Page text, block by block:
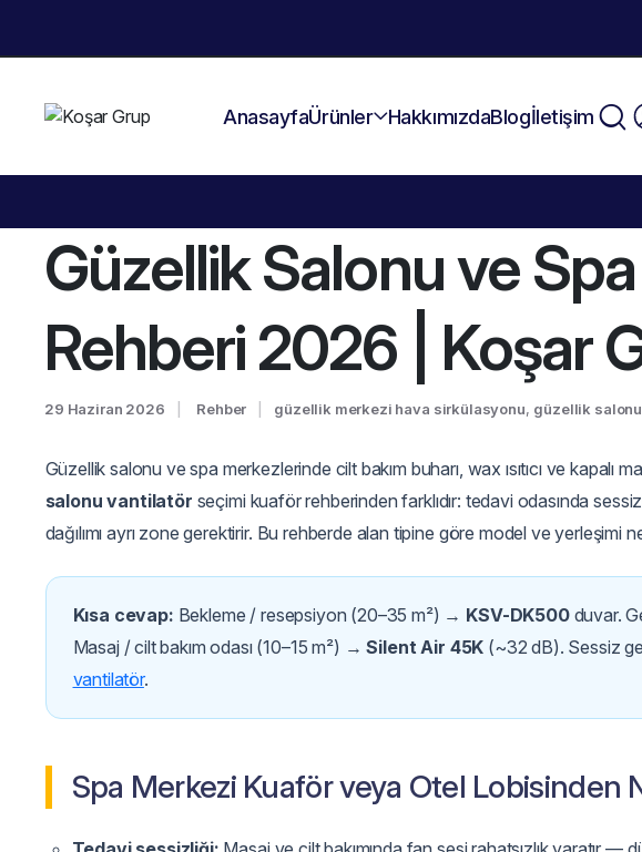
AnasayfaÜrünler HakkımızdaBlogİletişim
Güzellik Salonu ve
Rehberi 2026 | Koşar
29 Haziran 2026 Rehber güzellik merkezi hava sirkülasyonu, güzellik
Güzellik salonu ve spa merkezlerinde cilt bakım buharı, wax ısıtıcı ve kapalı
salonu vantilatör seçimi kuaför rehberinden farklıdır: tedavi odasında
dağılımı ayrı zone gerektirir. Bu rehberde alan tipine göre model ve yerleşimi
Kısa cevap: Bekleme / resepsiyon (20–35 m²) → KSV-DK500duvar.
Masaj / cilt bakım odası (10–15 m²) →Silent Air 45K (~32 dB). Sessiz
vantilatör.
Spa Merkezi Kuaför veya Otel Lobisinden